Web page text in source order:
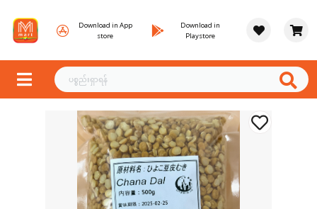
Download in App
store
Download in
Playstore